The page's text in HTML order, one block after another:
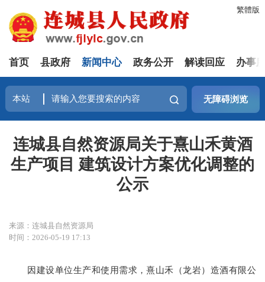
繁體版
首页 县政府 新闻中心 政务公开 解读回应 办事
无障碍浏览
连城县自然资源局关于熹山禾黄酒
生产项目 建筑设计方案优化调整的
公示
来源：连城县自然资源局
时间：2026-05-19 17:13
因建设单位生产和使用需求，熹山禾（龙岩）造酒有限公